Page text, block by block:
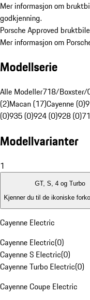
Mer informasjon om
godkjenning.
Porsche Approved
Mer informasjon om
Modellserie
Alle Modeller718/Boxster/
(2)Macan (17)Cayenne (0)
(0)935 (0)924 (0)928 (0)
Modellvarianter
1
GT, S, 4 og Turbo
Kjenner du til de ikoniske
Cayenne Electric
Cayenne Electric(0)
Cayenne S Electric(0)
Cayenne Turbo Electric(0)
Cayenne Coupe Electric